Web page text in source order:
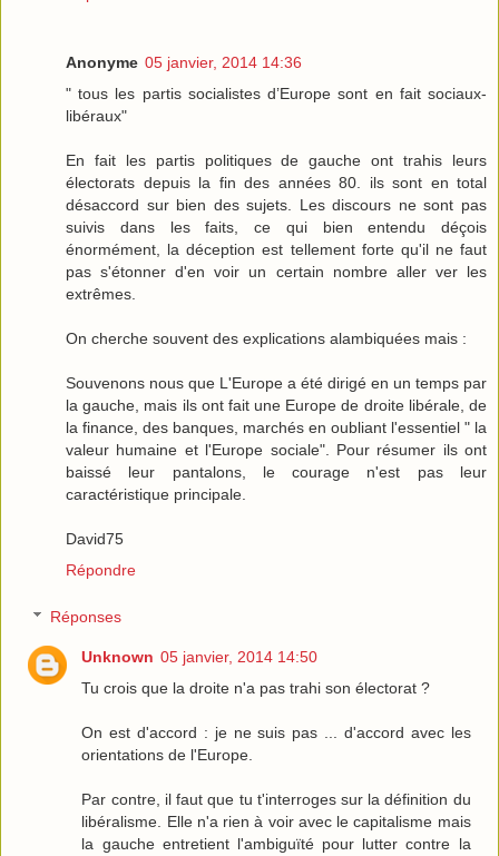
Anonyme 05 janvier, 2014 14:36
" tous les partis socialistes d’Europe sont en fait sociaux-
libéraux"
En fait les partis politiques de gauche ont trahis leurs
électorats depuis la fin des années 80. ils sont en total
désaccord sur bien des sujets. Les discours ne sont pas
suivis dans les faits, ce qui bien entendu déçois
énormément, la déception est tellement forte qu'il ne faut
pas s'étonner d'en voir un certain nombre aller ver les
extrêmes.
On cherche souvent des explications alambiquées mais :
Souvenons nous que L'Europe a été dirigé en un temps par
la gauche, mais ils ont fait une Europe de droite libérale, de
la finance, des banques, marchés en oubliant l'essentiel " la
valeur humaine et l'Europe sociale". Pour résumer ils ont
baissé leur pantalons, le courage n'est pas leur
caractéristique principale.
David75
Répondre
Réponses
Unknown 05 janvier, 2014 14:50
Tu crois que la droite n'a pas trahi son électorat ?
On est d'accord : je ne suis pas ... d'accord avec les
orientations de l'Europe.
Par contre, il faut que tu t'interroges sur la définition du
libéralisme. Elle n'a rien à voir avec le capitalisme mais
la gauche entretient l'ambiguïté pour lutter contre la